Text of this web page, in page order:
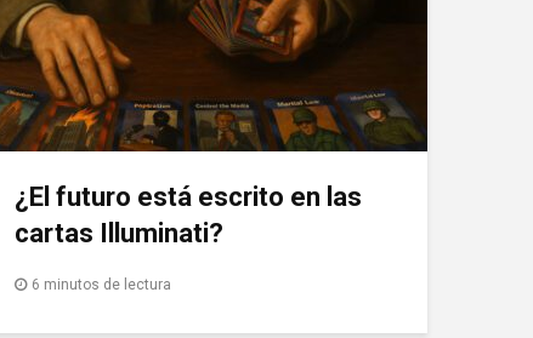
¿El futuro está escrito en las
cartas Illuminati?
6 minutos de lectura